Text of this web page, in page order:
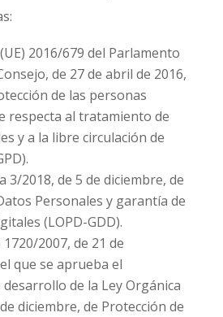
2016/679 del Parlamento
de 27 de abril de 2016,
de las personas
respecta al tratamiento de
y a la libre circulación de
3/2018, de 5 de diciembre, de
Personales y garantía de
(LOPD-GDD).
2007, de 21 de
que se aprueba el
de la Ley Orgánica
diciembre, de Protección de